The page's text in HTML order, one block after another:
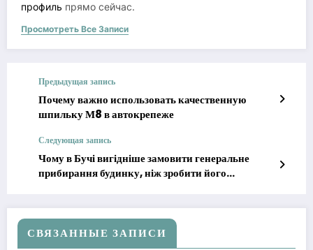
профиль прямо сейчас.
Просмотреть Все Записи
Предыдущая запись
Почему важно использовать качественную
шпильку М8 в автокрепеже
Следующая запись
Чому в Бучі вигідніше замовити генеральне
прибирання будинку, ніж зробити його
СВЯЗАННЫЕ ЗАПИСИ